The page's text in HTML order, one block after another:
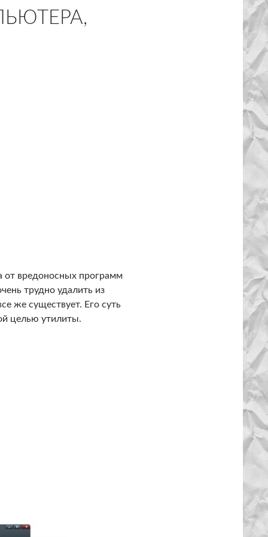
от вредоносных программ
трудно удалить из
же существует. Его суть
целью утилиты.